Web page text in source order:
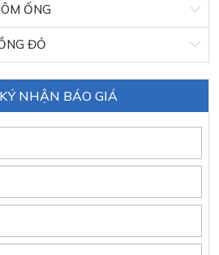
ỐNG
ĐỎ
NHẬN BÁO GIÁ